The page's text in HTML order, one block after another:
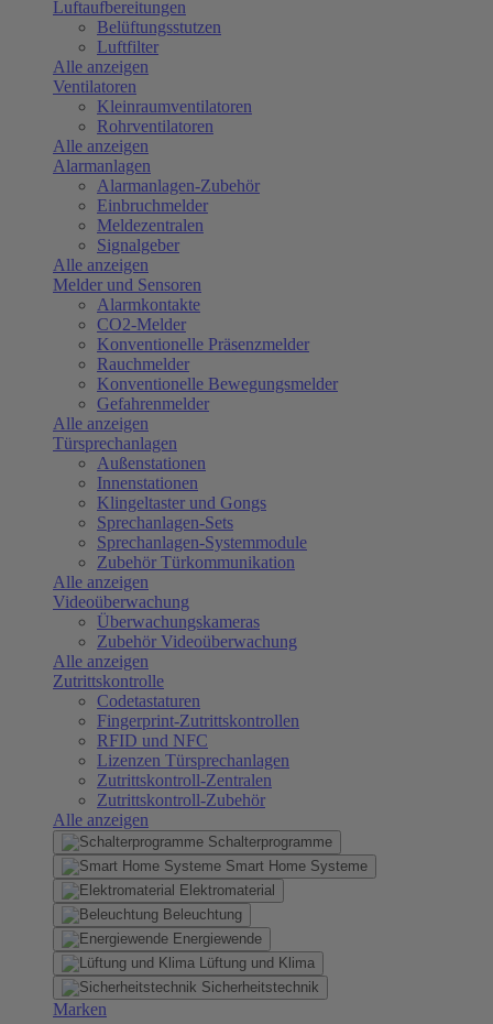
Luftaufbereitungen
Belüftungsstutzen
Luftfilter
Alle anzeigen
Ventilatoren
Kleinraumventilatoren
Rohrventilatoren
Alle anzeigen
Alarmanlagen
Alarmanlagen-Zubehör
Einbruchmelder
Meldezentralen
Signalgeber
Alle anzeigen
Melder und Sensoren
Alarmkontakte
CO2-Melder
Konventionelle Präsenzmelder
Rauchmelder
Konventionelle Bewegungsmelder
Gefahrenmelder
Alle anzeigen
Türsprechanlagen
Außenstationen
Innenstationen
Klingeltaster und Gongs
Sprechanlagen-Sets
Sprechanlagen-Systemmodule
Zubehör Türkommunikation
Alle anzeigen
Videoüberwachung
Überwachungskameras
Zubehör Videoüberwachung
Alle anzeigen
Zutrittskontrolle
Codetastaturen
Fingerprint-Zutrittskontrollen
RFID und NFC
Lizenzen Türsprechanlagen
Zutrittskontroll-Zentralen
Zutrittskontroll-Zubehör
Alle anzeigen
Schalterprogramme
Smart Home Systeme
Elektromaterial
Beleuchtung
Energiewende
Lüftung und Klima
Sicherheitstechnik
Marken